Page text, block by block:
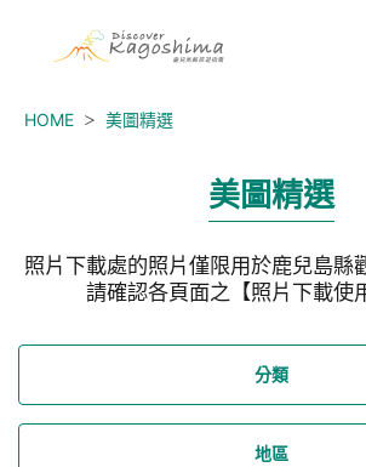
HOME 美圖精選
美圖精選
照片下載處的照片僅限用於鹿兒島縣
請確認各頁面之【照片下載使
分類
地區